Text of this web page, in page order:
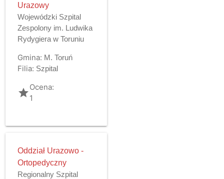
Urazowy
Wojewódzki Szpital
Zespolony im. Ludwika
Rydygiera w Toruniu
Gmina: M. Toruń
Filia: Szpital
gradeOcena:
1
Oddział Urazowo -
Ortopedyczny
Regionalny Szpital